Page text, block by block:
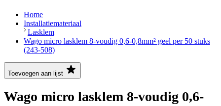
Home
Installatiemateriaal
Lasklem
Wago micro lasklem 8-voudig 0,6-0,8mm² geel per 50 stuks
(243-508)
Toevoegen aan lijst
Wago micro lasklem 8-voudig 0,6-